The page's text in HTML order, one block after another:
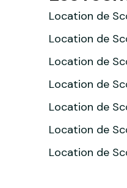
Location de
Location de
Location de
Location de
Location de
Location de
Location de